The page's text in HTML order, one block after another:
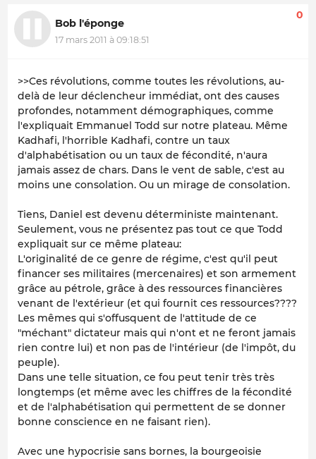
Bob l'éponge
17 mars 2011 à 09:18:51
0
>>Ces révolutions, comme toutes les révolutions, au-
delà de leur déclencheur immédiat, ont des causes
profondes, notamment démographiques, comme
l'expliquait Emmanuel Todd sur notre plateau. Même
Kadhafi, l'horrible Kadhafi, contre un taux
d'alphabétisation ou un taux de fécondité, n'aura
jamais assez de chars. Dans le vent de sable, c'est au
moins une consolation. Ou un mirage de consolation.
Tiens, Daniel est devenu déterministe maintenant.
Seulement, vous ne présentez pas tout ce que Todd
expliquait sur ce même plateau:
L'originalité de ce genre de régime, c'est qu'il peut
financer ses militaires (mercenaires) et son armement
grâce au pétrole, grâce à des ressources financières
venant de l'extérieur (et qui fournit ces ressources????
Les mêmes qui s'offusquent de l'attitude de ce
"méchant" dictateur mais qui n'ont et ne feront jamais
rien contre lui) et non pas de l'intérieur (de l'impôt, du
peuple).
Dans une telle situation, ce fou peut tenir très très
longtemps (et même avec les chiffres de la fécondité
et de l'alphabétisation qui permettent de se donner
bonne conscience en ne faisant rien).
Avec une hypocrisie sans bornes, la bourgeoisie